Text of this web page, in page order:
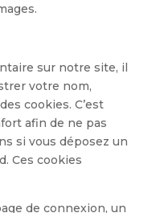
sur notre site, il
votre nom,
cookies. C’est
afin de ne pas
si vous déposez un
Ces cookies
de connexion, un